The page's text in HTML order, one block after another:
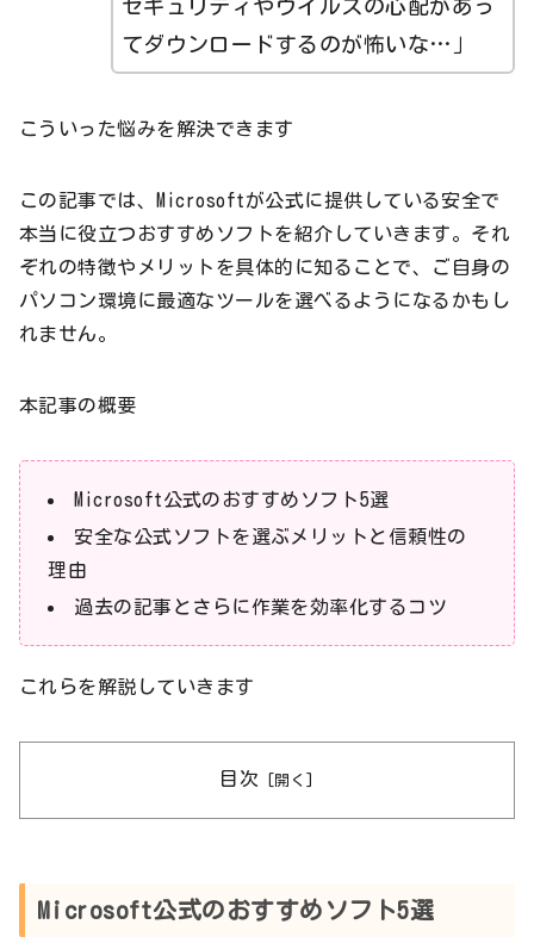
セキュリティやウイルスの心配があっ
てダウンロードするのが怖いな…」
こういった悩みを解決できます
この記事では、Microsoftが公式に提供している安全で
本当に役立つおすすめソフトを紹介していきます。それ
ぞれの特徴やメリットを具体的に知ることで、ご自身の
パソコン環境に最適なツールを選べるようになるかもし
れません。
本記事の概要
Microsoft公式のおすすめソフト5選
安全な公式ソフトを選ぶメリットと信頼性の
理由
過去の記事とさらに作業を効率化するコツ
これらを解説していきます
目次
Microsoft公式のおすすめソフト5選